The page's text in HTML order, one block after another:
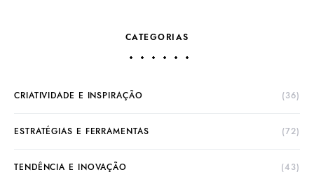
CATEGORIAS
CRIATIVIDADE E INSPIRAÇÃO (36)
ESTRATÉGIAS E FERRAMENTAS (72)
TENDÊNCIA E INOVAÇÃO (43)